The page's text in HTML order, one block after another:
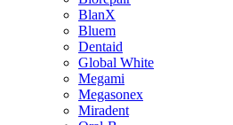
BlanX
Bluem
Dentaid
Global White
Megami
Megasonex
Miradent